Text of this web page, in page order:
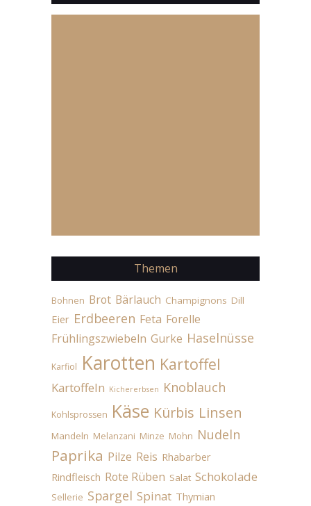
Themen
Bohnen Brot Bärlauch Champignons Dill
Eier Erdbeeren Feta Forelle
Frühlingszwiebeln Gurke Haselnüsse
Karfiol Karotten Kartoffel
Kartoffeln Kichererbsen Knoblauch
Kohlsprossen Käse Kürbis Linsen
Mandeln Melanzani Minze Mohn Nudeln
Paprika Pilze Reis Rhabarber
Rindfleisch Rote Rüben Salat Schokolade
Sellerie Spargel Spinat Thymian